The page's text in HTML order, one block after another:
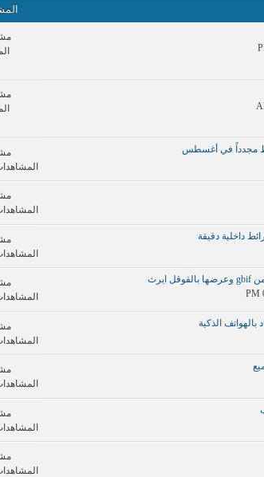
المشاهدات:
المشاهدات:
داخلية دقيقة
المشاهدات:
المشاهدات:
الذكية
المشاهدات:
المشاهدات:
المشاهدات:
المشاهدات: